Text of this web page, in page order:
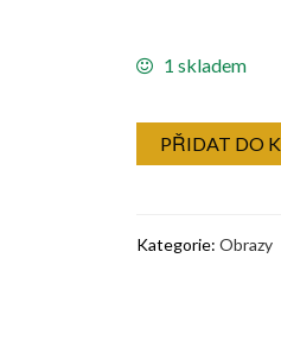
1 skladem
PŘIDAT DO
Kategorie: Obrazy